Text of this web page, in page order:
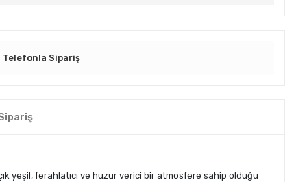
Telefonla Sipariş
yeşil, ferahlatıcı ve huzur verici bir atmosfere sahip olduğu